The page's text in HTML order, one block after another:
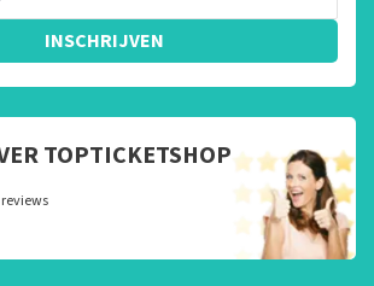
INSCHRIJVEN
TOPTICKETSHOP
reviews